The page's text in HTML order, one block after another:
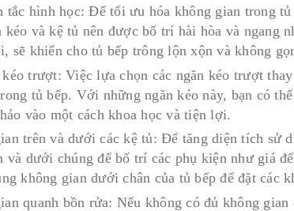
tắc hình học: Để tối ưu hóa không gian trong
kéo và kệ tủ nên được bố trí hài hòa và ngang
sẽ khiến cho tủ bếp trông lộn xộn và không
kéo trượt: Việc lựa chọn các ngăn kéo trượt
tủ bếp. Với những ngăn kéo này, bạn có
vào một cách khoa học và tiện lợi.
trên và dưới các kệ tủ: Để tăng diện tích sử
và dưới chúng để bố trí các phụ kiện như giá
không gian dưới chân của tủ bếp để đặt các
quanh bồn rửa: Nếu không có đủ không